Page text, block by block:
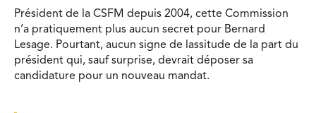
Président de la CSFM depuis 2004, cette Commission
n’a pratiquement plus aucun secret pour Bernard
Lesage. Pourtant, aucun signe de lassitude de la part du
président qui, sauf surprise, devrait déposer sa
candidature pour un nouveau mandat.